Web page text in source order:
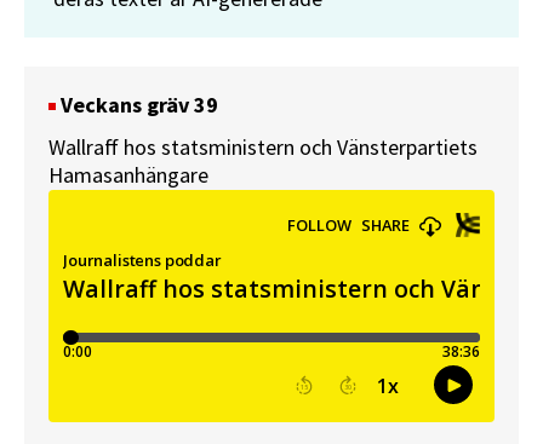
Veckans gräv 39
Wallraff hos statsministern och Vänsterpartiets
Hamasanhängare